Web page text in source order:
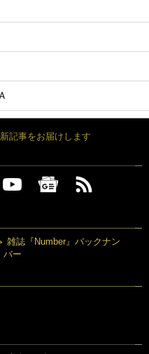
記事をお届けします
雑誌『Number』バックナン
バー